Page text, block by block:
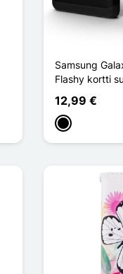
Samsung
Flashy kortti
12,99 €
Musta